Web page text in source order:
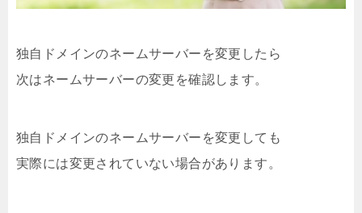
独自ドメインのネームサーバーを変更したら
次はネームサーバーの変更を確認します。
独自ドメインのネームサーバーを変更しても
実際には変更されていない場合があります。